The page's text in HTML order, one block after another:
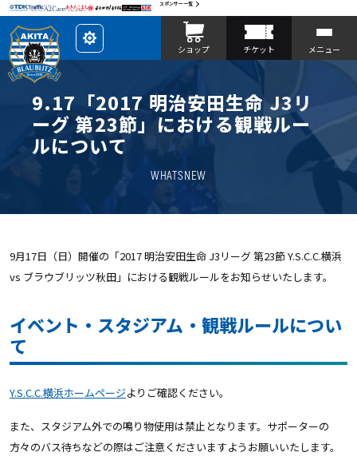
スポンサー一覧
レ
イ
ア
を
カ
ス
タ
マ
イ
ズ
ショップ チケット メニュー
9.17「2017 明治安田生命 J3リ
ーグ 第23節」における観戦ルー
ルについて
WHATSNEW
9月17日（日）開催の「2017 明治安田生命 J3リーグ 第23節 Y.S.C.C.横浜
vs ブラウブリッツ秋田」における観戦ルールをお知らせいたします。
イベント・スタジアム・観戦ルールについ
て
Y.S.C.C.横浜ホームページよりご確認ください。
また、スタジアム外での鳴り物使用は禁止となります。サポーターの
方々のバス待ちなどの際はご注意くださいますようお願いいたします。